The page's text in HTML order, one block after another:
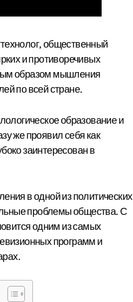
общественный
и противоречивых
образом мышления
по всей стране.
образование и
же проявил себя как
заинтересован в
в одной из политических
проблемы общества. С
одним из самых
программ и